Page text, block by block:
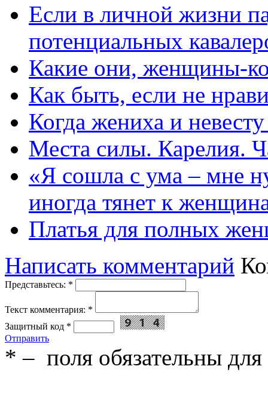
Если в личной жизни
потенциальных
Какие они, женщины-
Как быть, если не
Когда жениха и
Места силы. Карелия.
«Я сошла с ума – мне
иногда тянет к
Платья для полных
Написать комментарий
Представьтесь: *
Текст комментария: *
Защитный код *
Отправить
* – поля обязательны для